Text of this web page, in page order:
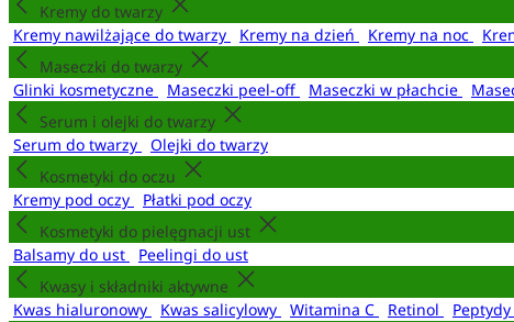
Kremy do twarzy
Kremy nawilżające do twarzy
Kremy na dzień Kremy na noc
Maseczki do twarzy
Glinki kosmetyczne
Maseczki peel-off Maseczki w płachcie
Serum i olejki do twarzy
Serum do twarzy
Olejki do twarzy
Kosmetyki do oczu
Kremy pod oczy
Płatki pod oczy
Kosmetyki do pielęgnacji ust
Balsamy do ust
Peelingi do ust
Kwasy i składniki aktywne
Kwas hialuronowy
Kwas salicylowy Witamina C Retinol Peptydy